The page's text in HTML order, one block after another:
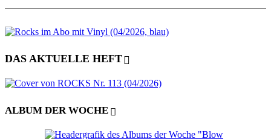
DAS AKTUELLE HEFT
ALBUM DER WOCHE